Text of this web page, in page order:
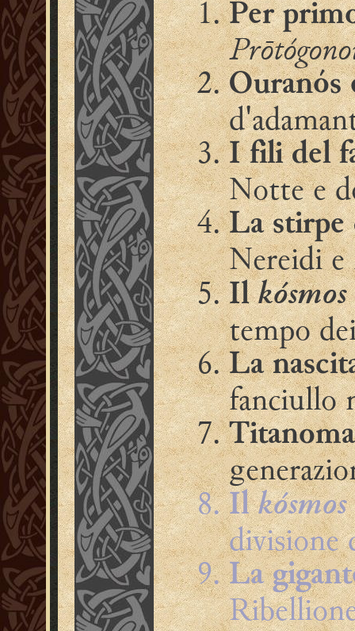
Per
Ouranós
I fili del
Notte e
La stirpe
Nereidi
Ilkósmos
tempo
La
fanciullo
Ilkósmos
divisione
La